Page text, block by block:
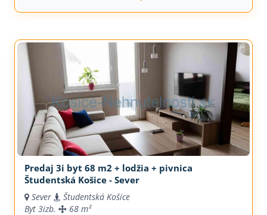
Predaj 3i byt 68 m2 + lodžia + pivnica
Študentská Košice - Sever
Sever
Študentská Košice
Byt 3izb. 68 m²